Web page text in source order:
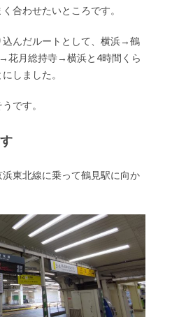
合わせたいところです。
込んだルートとして、横浜→鶴
月総持寺→横浜と4時間くら
しました。
です。
東北線に乗って鶴見駅に向か